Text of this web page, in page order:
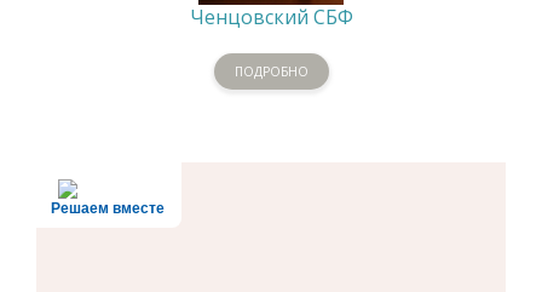
Ченцовский СБФ
ПОДРОБНО
Решаем вместе